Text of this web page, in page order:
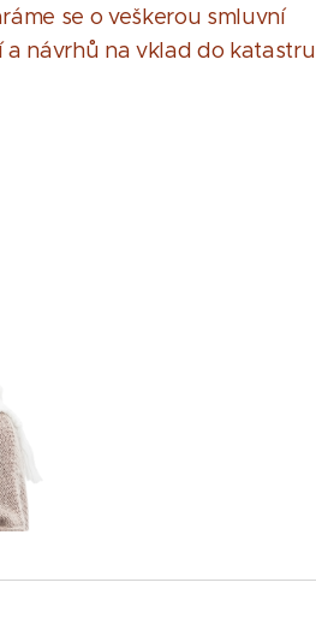
se o veškerou smluvní
a návrhů na vklad do katastru